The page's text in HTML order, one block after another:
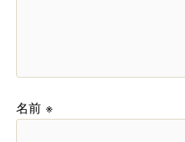
名前 ※